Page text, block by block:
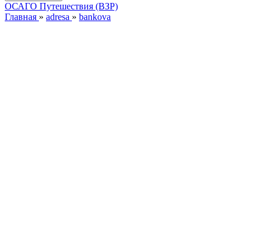
ОСАГО Путешествия (ВЗР)
Главная » adresa » bankova